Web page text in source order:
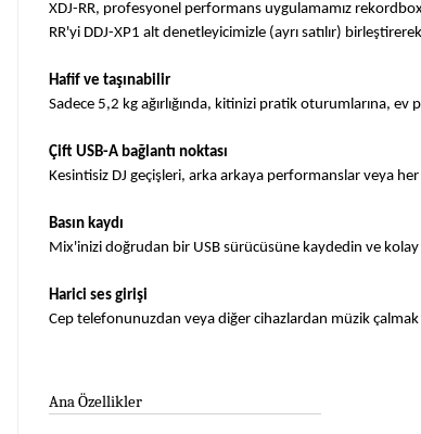
XDJ-RR, profesyonel performans uygulamamız
RR'yi DDJ-XP1 alt denetleyicimizle (ayrı satılır)
Hafif ve taşınabilir
Sadece 5,2 kg ağırlığında, kitinizi pratik oturumlarına,
Çift USB-A bağlantı noktası
Kesintisiz DJ geçişleri, arka arkaya performanslar veya
Basın kaydı
Mix'inizi doğrudan bir USB sürücüsüne kaydedin ve
Harici ses girişi
Cep telefonunuzdan veya diğer cihazlardan müzik
Ana Özellikler